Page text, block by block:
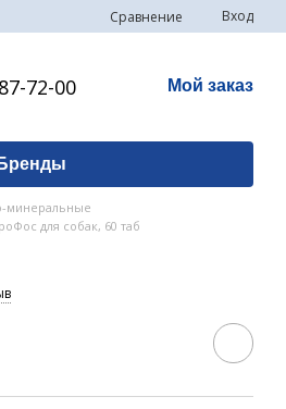
Сравнение Вход
72-00 Мой заказ
Бренды
минеральные
для собак, 60 таб